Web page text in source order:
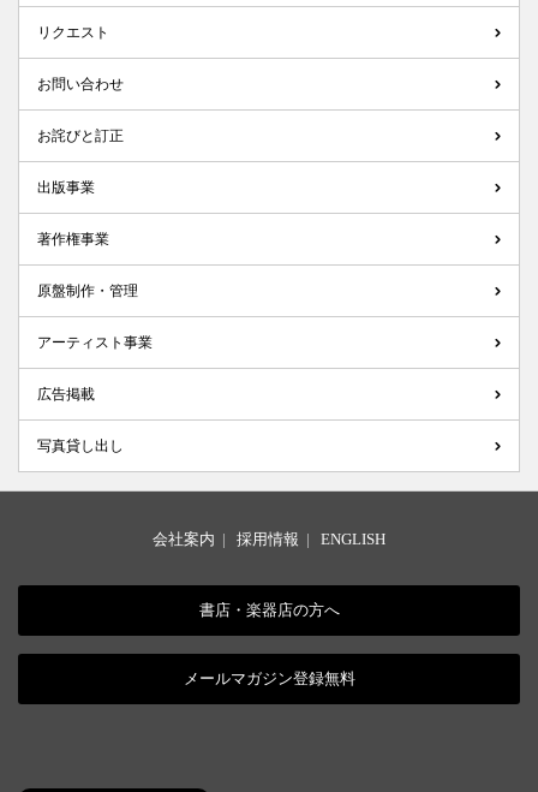
リクエスト
お問い合わせ
お詫びと訂正
出版事業
著作権事業
原盤制作・管理
アーティスト事業
広告掲載
写真貸し出し
会社案内 | 採用情報 | ENGLISH
書店・楽器店の方へ
メールマガジン登録無料